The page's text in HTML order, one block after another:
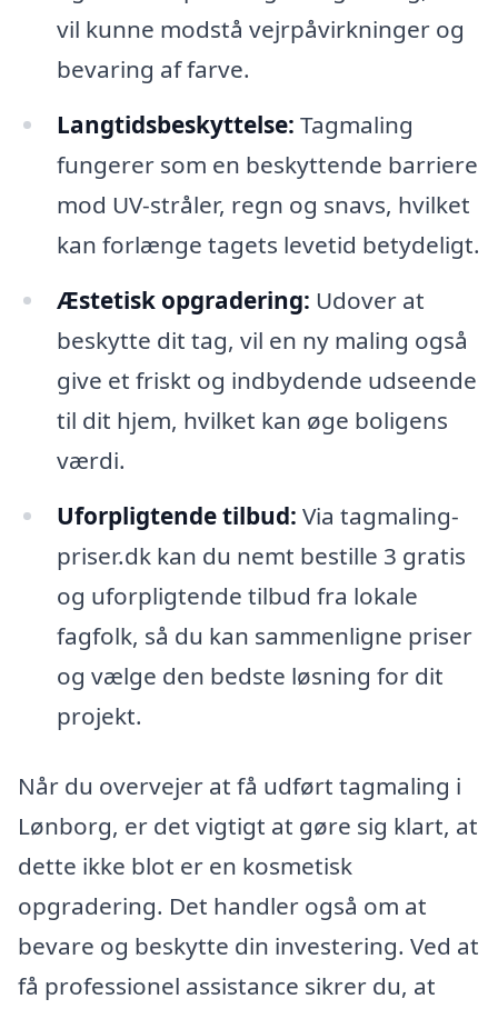
vil kunne modstå vejrpåvirkninger og
bevaring af farve.
Langtidsbeskyttelse: Tagmaling
fungerer som en beskyttende barriere
mod UV-stråler, regn og snavs, hvilket
kan forlænge tagets levetid betydeligt.
Æstetisk opgradering: Udover at
beskytte dit tag, vil en ny maling også
give et friskt og indbydende udseende
til dit hjem, hvilket kan øge boligens
værdi.
Uforpligtende tilbud: Via tagmaling-
priser.dk kan du nemt bestille 3 gratis
og uforpligtende tilbud fra lokale
fagfolk, så du kan sammenligne priser
og vælge den bedste løsning for dit
projekt.
Når du overvejer at få udført tagmaling i
Lønborg, er det vigtigt at gøre sig klart, at
dette ikke blot er en kosmetisk
opgradering. Det handler også om at
bevare og beskytte din investering. Ved at
få professionel assistance sikrer du, at